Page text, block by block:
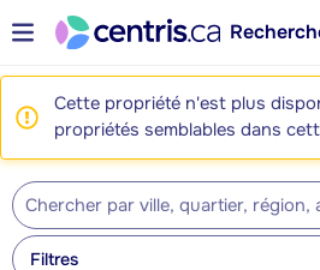
Cette propriété n'est plus
propriétés semblables dans
Filtres